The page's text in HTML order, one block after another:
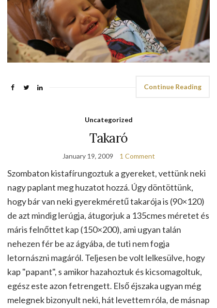
Continue Reading
Uncategorized
Takaró
January 19, 2009 1 Comment
Szombaton kistafírungoztuk a gyereket, vettünk neki
nagy paplant meg huzatot hozzá. Úgy döntöttünk,
hogy bár van neki gyerekméretű takarója is (90×120)
de azt mindig lerúgja, átugorjuk a 135cmes méretet és
máris felnőttet kap (150×200), ami ugyan talán
nehezen fér be az ágyába, de tuti nem fogja
letornászni magáról. Teljesen be volt lelkesülve, hogy
kap "papant", s amikor hazahoztuk és kicsomagoltuk,
egész este azon fetrengett. Első éjszaka ugyan még
melegnek bizonyult neki, hát levettem róla, de másnap